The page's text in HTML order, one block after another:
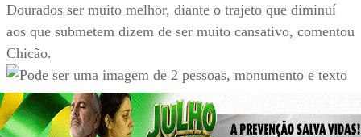
Dourados ser muito melhor, diante o trajeto que diminuí
aos que submetem dizem de ser muito cansativo, comentou
Chicão.